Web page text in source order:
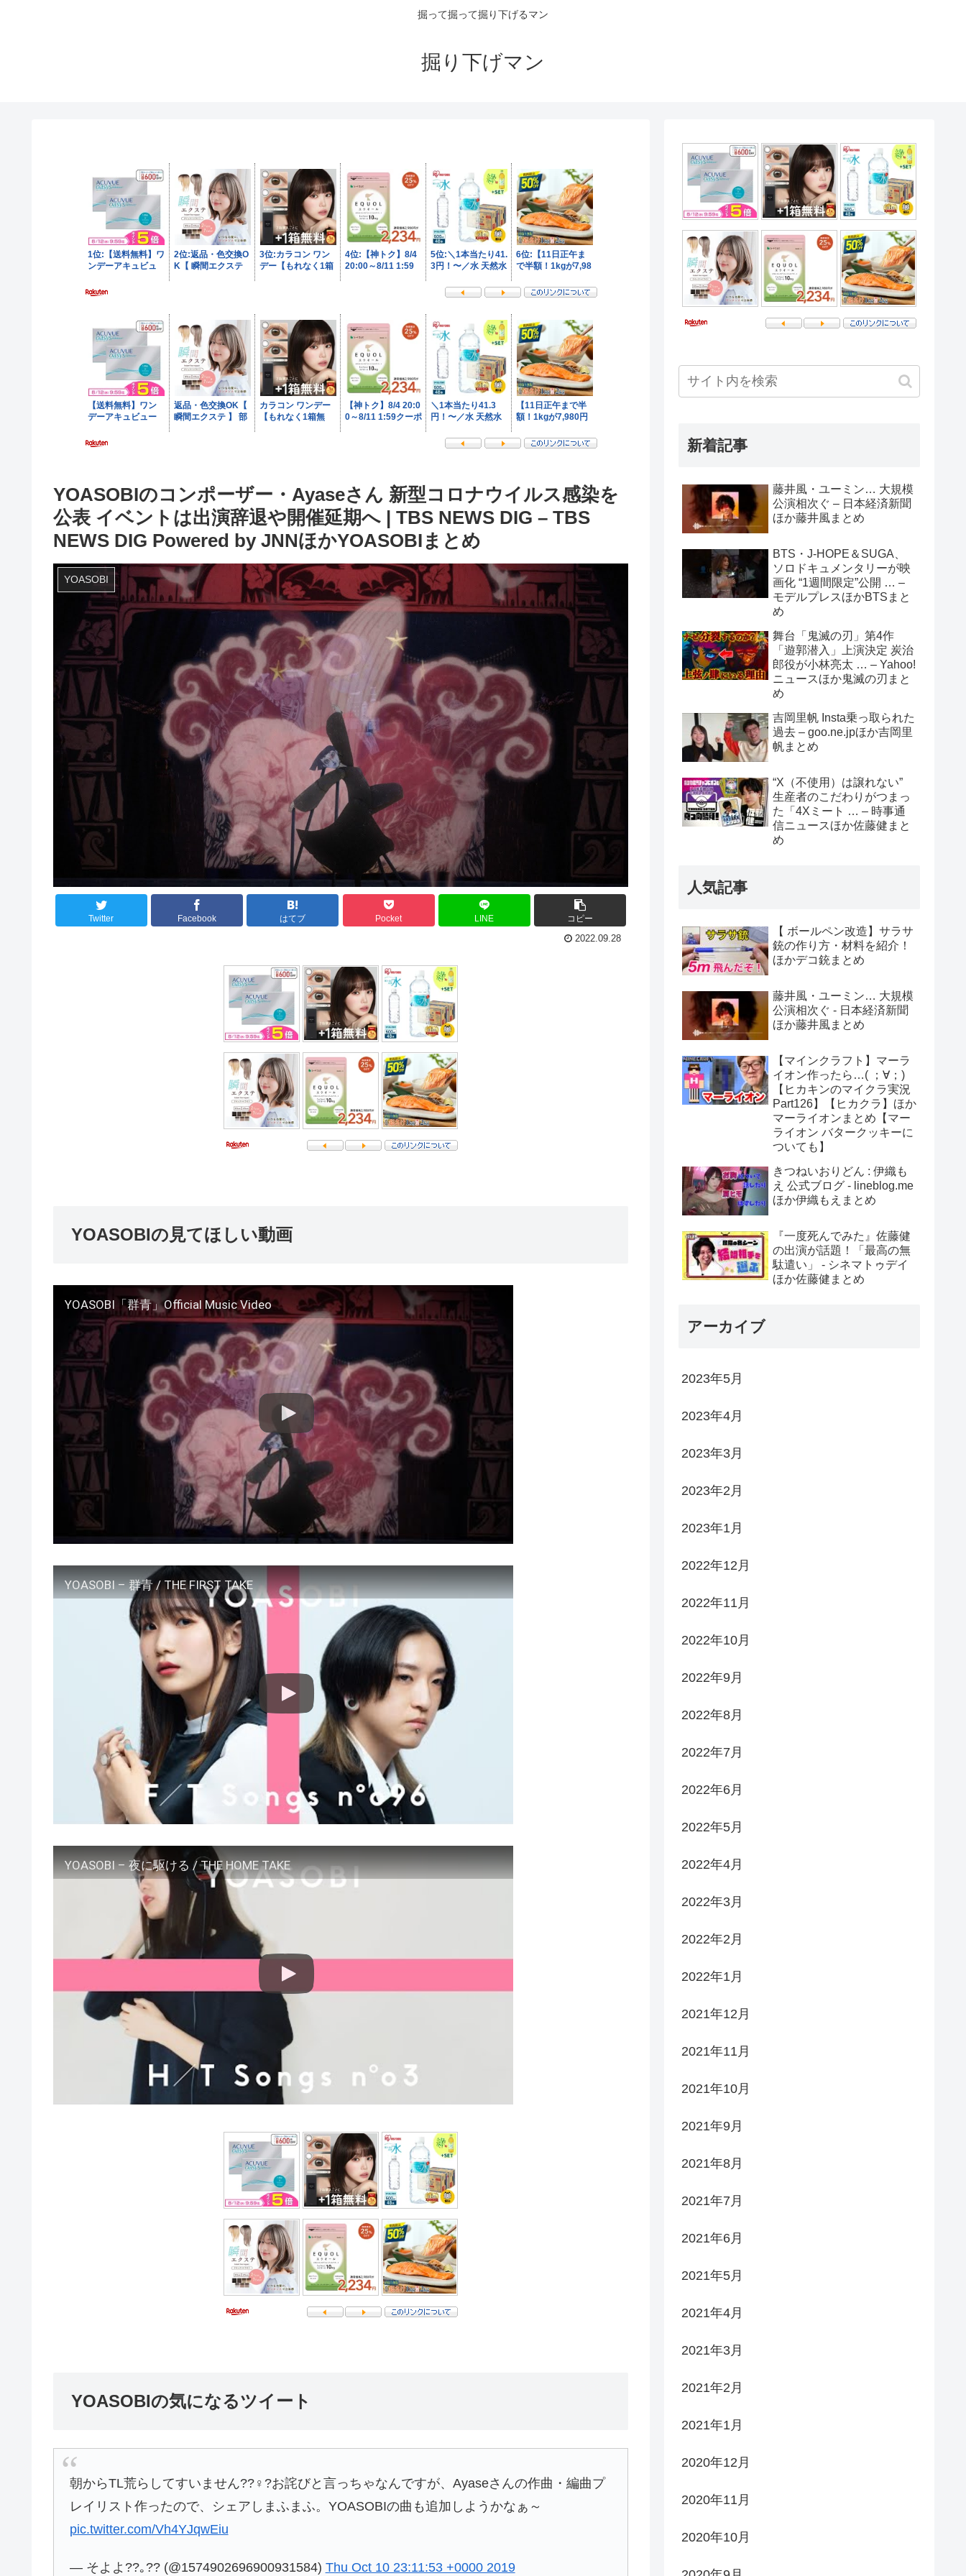
掘って掘って掘り下げるマン
掘り下げマン
YOASOBIのコンポーザー・Ayaseさん 新型コロナウイルス感染を
公表 イベントは出演辞退や開催延期へ | TBS NEWS DIG – TBS
NEWS DIG Powered by JNNほかYOASOBIまとめ
YOASOBI
Twitter Facebook はてブ Pocket LINE コピー
2022.09.28
YOASOBIの見てほしい動画
YOASOBI「群青」Official Music Video
YOASOBI – 群青 / THE FIRST TAKE
YOASOBI – 夜に駆ける / THE HOME TAKE
YOASOBIの気になるツイート
朝からTL荒らしてすいません??♀?お詫びと言っちゃなんですが、Ayaseさんの作曲・編曲プ
レイリスト作ったので、シェアしまふまふ。YOASOBIの曲も追加しようかなぁ～
pic.twitter.com/Vh4YJqwEiu
— そよよ??｡?? (@1574902696900931584) Thu Oct 10 23:11:53 +0000 2019
新着記事
藤井風・ユーミン… 大規模
公演相次ぐ – 日本経済新聞
ほか藤井風まとめ
BTS・J-HOPE＆SUGA、
ソロドキュメンタリーが映
画化 “1週間限定”公開 … –
モデルプレスほかBTSまと
め
舞台「鬼滅の刃」第4作
「遊郭潜入」上演決定 炭治
郎役が小林亮太 … – Yahoo!
ニュースほか鬼滅の刃まと
め
吉岡里帆 Insta乗っ取られた
過去 – goo.ne.jpほか吉岡里
帆まとめ
“X（不使用）は譲れない”
生産者のこだわりがつまっ
た「4Xミート … – 時事通
信ニュースほか佐藤健まと
め
人気記事
【 ボールペン改造】サラサ
銃の作り方・材料を紹介！
ほかデコ銃まとめ
藤井風・ユーミン… 大規模
公演相次ぐ - 日本経済新聞
ほか藤井風まとめ
【マインクラフト】マーラ
イオン作ったら…( ；∀；)
【ヒカキンのマイクラ実況
Part126】【ヒカクラ】ほか
マーライオンまとめ【マー
ライオン バタークッキーに
ついても】
きつねいおりどん : 伊織も
え 公式ブログ - lineblog.me
ほか伊織もえまとめ
『一度死んでみた』佐藤健
の出演が話題！「最高の無
駄遣い」 - シネマトゥデイ
ほか佐藤健まとめ
アーカイブ
2023年5月
2023年4月
2023年3月
2023年2月
2023年1月
2022年12月
2022年11月
2022年10月
2022年9月
2022年8月
2022年7月
2022年6月
2022年5月
2022年4月
2022年3月
2022年2月
2022年1月
2021年12月
2021年11月
2021年10月
2021年9月
2021年8月
2021年7月
2021年6月
2021年5月
2021年4月
2021年3月
2021年2月
2021年1月
2020年12月
2020年11月
2020年10月